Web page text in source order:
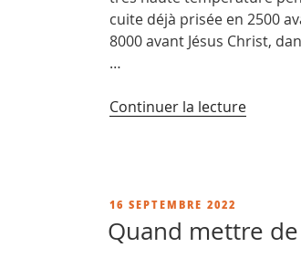
cuite déjà prisée en 2500
8000 avant Jésus Christ,
…
Continuer la lecturede
cuite ? »
PUBLIÉ
16 SEPTEMBRE 2022
Quand mettre